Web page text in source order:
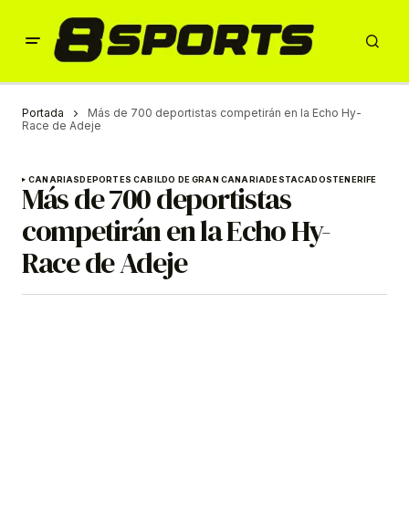
Portada
Más de 700 deportistas competirán en la Echo Hy-
Race de Adeje
CANARIASDEPORTES CABILDO DE GRAN CANARIADESTACADOSTENERIFE
Más de 700 deportistas
competirán en la Echo Hy-
Race de Adeje